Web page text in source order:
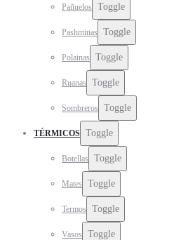
Pañuelos Toggle
Pashminas Toggle
Polainas Toggle
Ruanas Toggle
Sombreros Toggle
TÉRMICOS Toggle
Botellas Toggle
Mates Toggle
Termos Toggle
Vasos Toggle